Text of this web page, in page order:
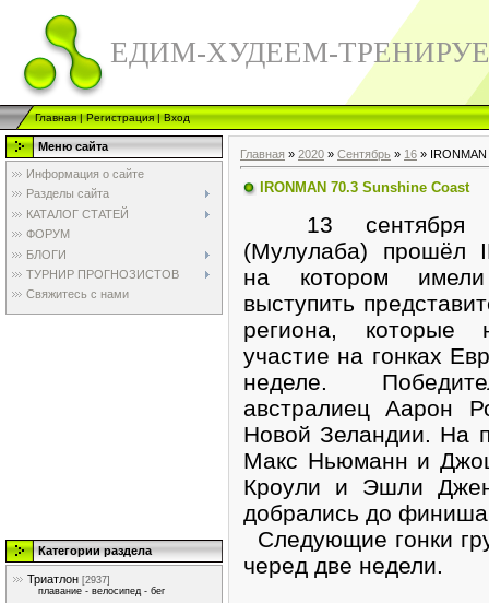
ЕДИМ-ХУДЕЕМ-
Главная|Регистрация|Вход
Меню сайта
Информация о сайте
Разделы сайта
КАТАЛОГ СТАТЕЙ
ФОРУМ
БЛОГИ
ТУРНИР ПРОГНОЗИСТОВ
Свяжитесь с нами
Категории раздела
Триатлон [2937]
плавание - велосипед - бег
Главная » 2020 » Сентябрь » 16 »
IRONMAN 70.3 Sunshine Coast
13 сентября в
(Мулулаба) прошёл
на котором имели
выступить
региона, которые
участие на гонках
неделе.
австралиец Аарон
Новой Зеландии. На
Макс Ньюманн и
Кроули и Эшли
добрались до финиша
Следующие гонки
черед две недели.